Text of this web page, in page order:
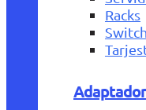
Racks